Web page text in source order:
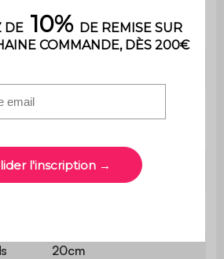
1,5cm
28cm
L 38 x H 27,5cm
20cm